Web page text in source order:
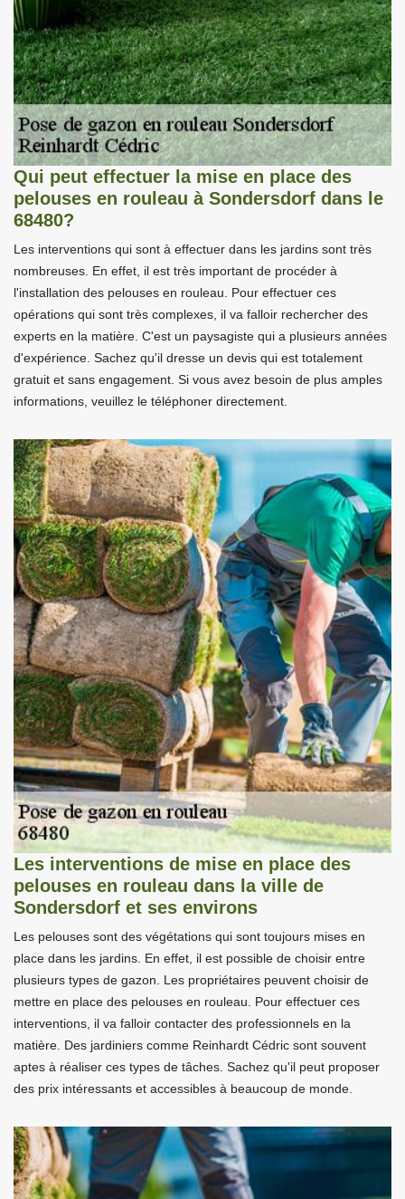
Qui peut effectuer la mise en place des
pelouses en rouleau à Sondersdorf dans le
68480?
Les interventions qui sont à effectuer dans les jardins sont très
nombreuses. En effet, il est très important de procéder à
l'installation des pelouses en rouleau. Pour effectuer ces
opérations qui sont très complexes, il va falloir rechercher des
experts en la matière. C'est un paysagiste qui a plusieurs années
d'expérience. Sachez qu'il dresse un devis qui est totalement
gratuit et sans engagement. Si vous avez besoin de plus amples
informations, veuillez le téléphoner directement.
Les interventions de mise en place des
pelouses en rouleau dans la ville de
Sondersdorf et ses environs
Les pelouses sont des végétations qui sont toujours mises en
place dans les jardins. En effet, il est possible de choisir entre
plusieurs types de gazon. Les propriétaires peuvent choisir de
mettre en place des pelouses en rouleau. Pour effectuer ces
interventions, il va falloir contacter des professionnels en la
matière. Des jardiniers comme Reinhardt Cédric sont souvent
aptes à réaliser ces types de tâches. Sachez qu'il peut proposer
des prix intéressants et accessibles à beaucoup de monde.